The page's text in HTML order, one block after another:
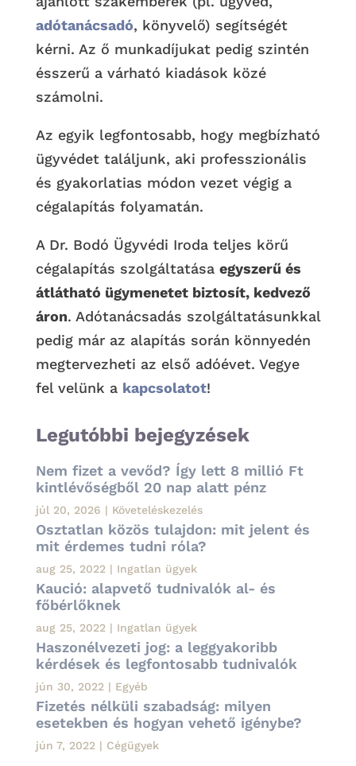
adótanácsadó, könyvelő) segítségét
kérni. Az ő munkadíjukat pedig szintén
ésszerű a várható kiadások közé
számolni.
Az egyik legfontosabb, hogy megbízható
ügyvédet találjunk, aki professzionális
és gyakorlatias módon vezet végig a
cégalapítás folyamatán.
A Dr. Bodó Ügyvédi Iroda teljes körű
cégalapítás szolgáltatása egyszerű és
átlátható ügymenetet biztosít, kedvező
áron. Adótanácsadás szolgáltatásunkkal
pedig már az alapítás során könnyedén
megtervezheti az első adóévet. Vegye
fel velünk a kapcsolatot!
Legutóbbi bejegyzések
Nem fizet a vevőd? Így lett 8 millió Ft
kintlévőségből 20 nap alatt pénz
júl 20, 2026 | Követeléskezelés
Osztatlan közös tulajdon: mit jelent és
mit érdemes tudni róla?
aug 25, 2022 | Ingatlan ügyek
Kaució: alapvető tudnivalók al- és
főbérlőknek
aug 25, 2022 | Ingatlan ügyek
Haszonélvezeti jog: a leggyakoribb
kérdések és legfontosabb tudnivalók
jún 30, 2022 | Egyéb
Fizetés nélküli szabadság: milyen
esetekben és hogyan vehető igénybe?
jún 7, 2022 | Cégügyek